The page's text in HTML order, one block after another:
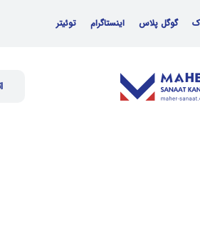
گوگل پلاس اینستاگرام توئیتر